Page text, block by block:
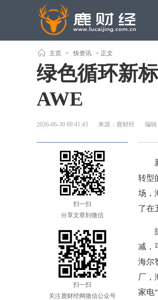
主页 > 快资讯 > 正文
绿色循环新
AWE
2026-06-30 09:41:43 来源：鹿财经 编辑
扫一扫
分享文章到微信
扫一扫
关注鹿财经网微信公众号
新
转型
场，
了在
据
减，
海尔
厂，
家电